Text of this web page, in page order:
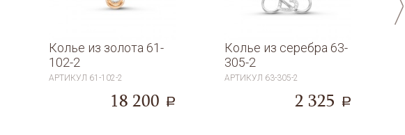
Колье из золота 61-
102-2
АРТИКУЛ 61-102-2
18 200 a
Колье из серебра 63-
305-2
АРТИКУЛ 63-305-2
2 325 a